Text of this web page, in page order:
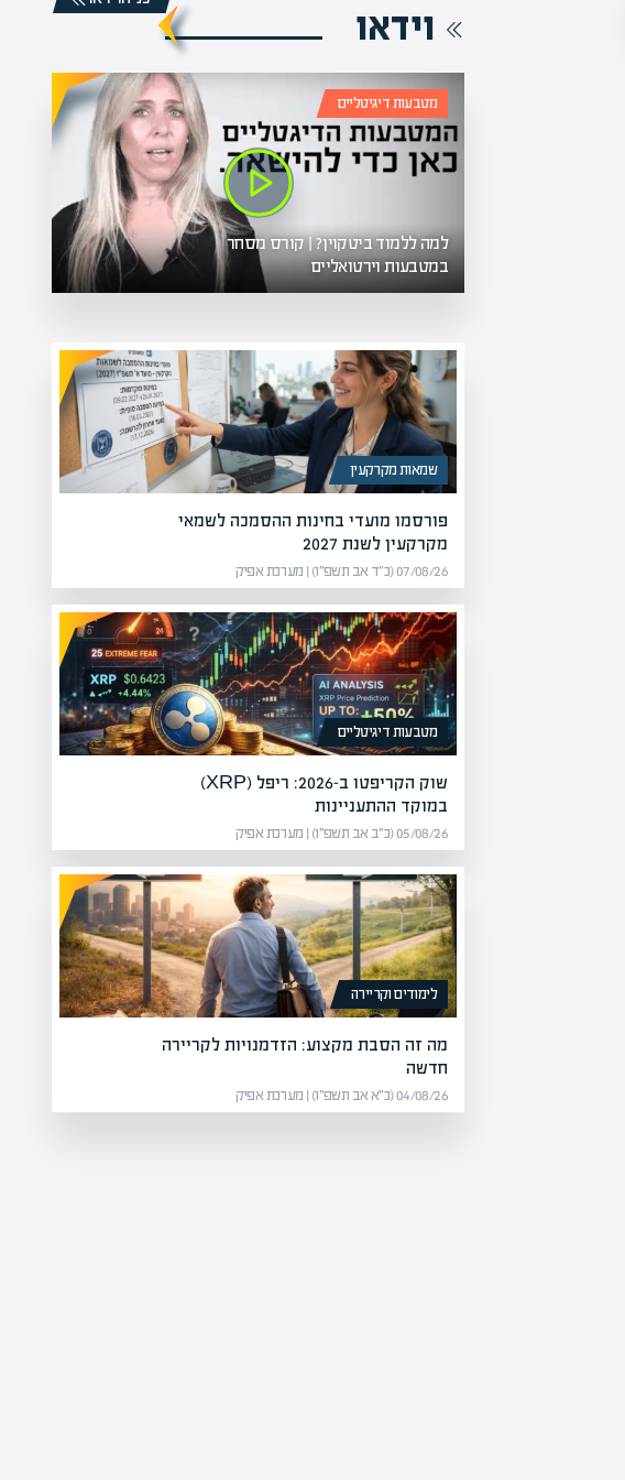
וידאו
מטבעות דיגיטליים
למה ללמוד ביטקוין? | קורס מסחר
במטבעות וירטואליים
שמאות מקרקעין
פורסמו מועדי בחינות ההסמכה לשמאי
מקרקעין לשנת 2027
07/08/26 (כ״ד אב תשפ״ו) | מערכת אפיק
מטבעות דיגיטליים
שוק הקריפטו ב-2026: ריפל (XRP)
במוקד ההתעניינות
05/08/26 (כ״ב אב תשפ״ו) | מערכת אפיק
לימודים וקריירה
מה זה הסבת מקצוע: הזדמנויות לקריירה
חדשה
04/08/26 (כ״א אב תשפ״ו) | מערכת אפיק